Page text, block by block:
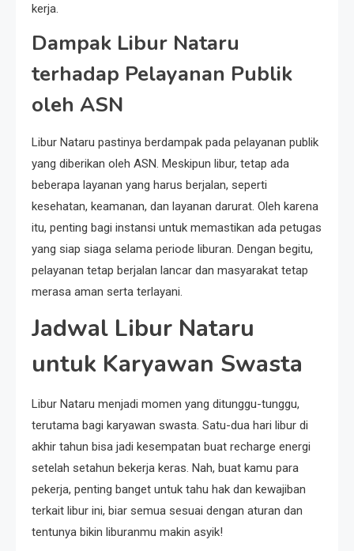
kerja.
Dampak Libur Nataru
terhadap Pelayanan Publik
oleh ASN
Libur Nataru pastinya berdampak pada pelayanan publik
yang diberikan oleh ASN. Meskipun libur, tetap ada
beberapa layanan yang harus berjalan, seperti
kesehatan, keamanan, dan layanan darurat. Oleh karena
itu, penting bagi instansi untuk memastikan ada petugas
yang siap siaga selama periode liburan. Dengan begitu,
pelayanan tetap berjalan lancar dan masyarakat tetap
merasa aman serta terlayani.
Jadwal Libur Nataru
untuk Karyawan Swasta
Libur Nataru menjadi momen yang ditunggu-tunggu,
terutama bagi karyawan swasta. Satu-dua hari libur di
akhir tahun bisa jadi kesempatan buat recharge energi
setelah setahun bekerja keras. Nah, buat kamu para
pekerja, penting banget untuk tahu hak dan kewajiban
terkait libur ini, biar semua sesuai dengan aturan dan
tentunya bikin liburanmu makin asyik!